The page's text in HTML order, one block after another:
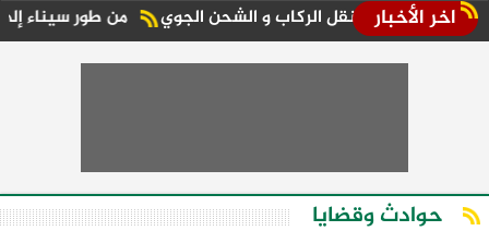
اخر الأخبار من طور سيناء إلى منصة الجمهورية المركز الـ11 نقل الركاب و الشحن الجوي
حوادث وقضايا